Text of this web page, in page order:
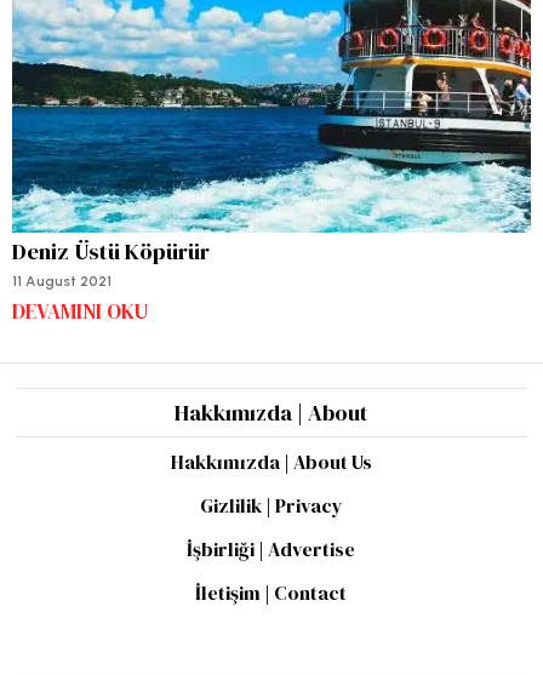
Deniz Üstü Köpürür
11 August 2021
DEVAMINI OKU
Hakkımızda | About
Hakkımızda | About Us
Gizlilik | Privacy
İşbirliği | Advertise
İletişim | Contact